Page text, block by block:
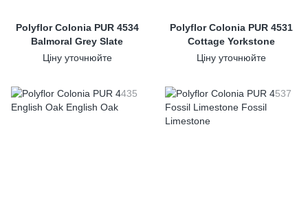
Polyflor Colonia PUR 4534
Balmoral Grey Slate
Ціну уточнюйте
Polyflor Colonia PUR 4531
Cottage Yorkstone
Ціну уточнюйте